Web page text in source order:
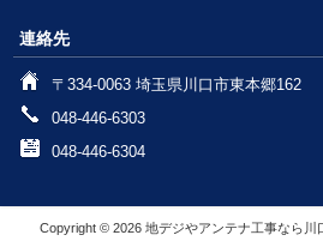
連絡先
〒334-0063 埼玉県川口市東本郷162
048-446-6303
048-446-6304
Copyright © 2026 地デジやアンテナ工事なら川